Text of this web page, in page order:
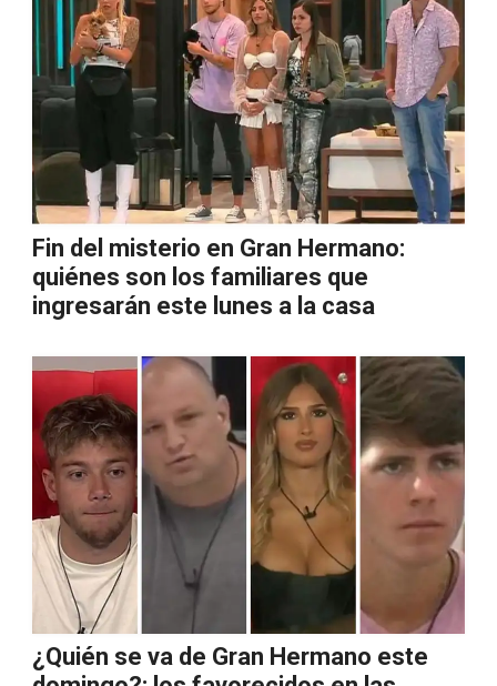
Fin del misterio en Gran Hermano:
quiénes son los familiares que
ingresarán este lunes a la casa
¿Quién se va de Gran Hermano este